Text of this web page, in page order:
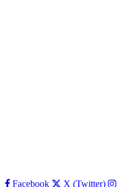
Facebook X (Twitter)